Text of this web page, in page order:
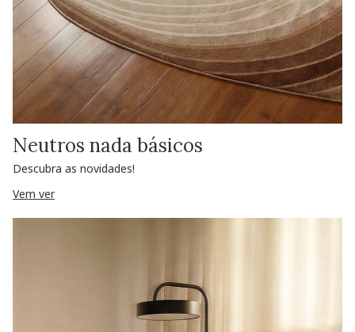
Neutros nada básicos
Descubra as novidades!
Vem ver